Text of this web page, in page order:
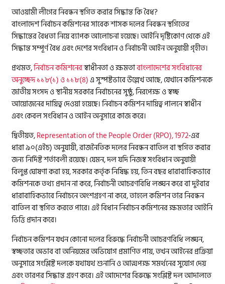
আওয়ামী লীগের নিবন্ধন স্থগিত করার সিদ্ধান্ত কি বৈধ?
বাংলাদেশ নির্বাচন কমিশনের সাবেক শাসক দলের নিবন্ধন স্থগিতের
সিদ্ধান্তের বৈধতা নিয়ে ব্যাপক আলোচনা হয়েছে। আইনি দৃষ্টিকোণ থেকে এই
সিদ্ধান্ত সম্পূর্ণ বৈধ এবং দেশের সংবিধান ও নির্বাচনী আইন অনুযায়ী গৃহীত।
প্রথমত,নির্বাচন কমিশনেরস্বাধীনতা ও ক্ষমতাবাংলাদেশের সংবিধানের
অনুচ্ছেদ ১১৮(১) ও ১১৮(৪)এ সুস্পষ্টভাবে উল্লেখ আছে, যেখানে কমিশনকে
জাতীয় সংসদ ও স্থানীয় সরকার নির্বাচনের সুষ্ঠু, নিরপেক্ষ ও স্বচ্ছ
আয়োজনের দায়িত্ব দেওয়া হয়েছে। নির্বাচন কমিশন দায়িত্ব পালনে স্বাধীন
এবং কেবল সংবিধান ও আইন অনুসারে কাজ করে।
দ্বিতীয়ত,Representation of the People Order (RPO), 1972-এর
ধারা ৯০(এইচ) অনুযায়ী, রাজনৈতিক দলের নিবন্ধন বাতিল বা স্থগিত করার
জন্য নির্দিষ্ট শর্তাবলী রয়েছে। যেমন, দল যদি নিজস্ব সংবিধান অনুযায়ী
বিলুপ্ত ঘোষণা করা হয়, সরকার কর্তৃক নিষিদ্ধ হয়, তিন বছর ধারাবাহিকভাবে
কমিশনকে তথ্য প্রদান না করে, নির্বাচনী আচরণবিধি লঙ্ঘন করে বা দুইবার
ধারাবাহিকভাবে নির্বাচনে অংশগ্রহণ না করে, তাহলে কমিশন তার নিবন্ধন
বাতিল বা স্থগিত করতে পারে। এই বিধান নির্বাচন কমিশনের ক্ষমতার আইনি
ভিত্তি প্রদান করে।
নির্বাচন কমিশন যখন কোনো দলের বিরুদ্ধে নির্বাচনী আচরণবিধি লঙ্ঘন,
স্বচ্ছতার অভাব বা অনিয়মের অভিযোগ প্রমাণিত পায়, তখন আইনের প্রক্রিয়া
অনুসারে সংশ্লিষ্ট দলকে যথাযথ শুনানি ও আত্মপক্ষ সমর্থনের সুযোগ দেয়
এবং তারপর সিদ্ধান্ত গ্রহণ করে। এই আদেশের বিরুদ্ধে সংশ্লিষ্ট দল আদালতে